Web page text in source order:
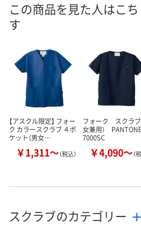
お届け日
数量
カゴへ
数
この商品を見た人はこ
す
【アスクル限定】 フォー
ク カラースクラブ ４ポ
ケット（男女…
￥1,311～（税込）
フォーク スクラブ
女兼用）
7000SC
￥4,090～（
スクラブのカテゴリー